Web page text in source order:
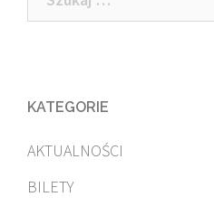
KATEGORIE
AKTUALNOŚCI
BILETY